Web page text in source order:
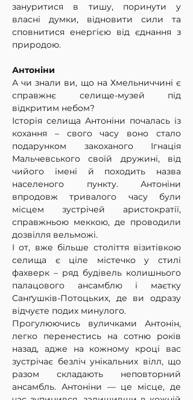
зануритися в тишу, поринути у
власні думки, відновити сили та
сповнитися енергією від єднання з
природою.
Антоніни
А чи знали ви, що на Хмельниччині є
справжнє селище-музей під
відкритим небом?
Історія селища Антоніни почалась із
кохання – свого часу воно стало
подарунком закоханого Ігнація
Мальчевського своїй дружині, від
чийого імені й походить назва
населеного пункту. Антоніни
впродовж тривалого часу були
місцем зустрічей аристократії,
справжньою меккою, де проводили
дозвілля вельможі.
І от, вже більше століття візитівкою
селища є ціле містечко у стилі
фахверк – ряд будівель колишнього
палацового ансамблю і маєтку
Санґушків-Потоцьких, де ви одразу
відчуєте подих минулого.
Прогулюючись вуличками Антонін,
легко перенестись на сотню років
назад, адже на кожному кроці вас
зустрічає безліч унікальних вілл, що
разом складають неповторний
ансамбль. Антоніни — це місце, де